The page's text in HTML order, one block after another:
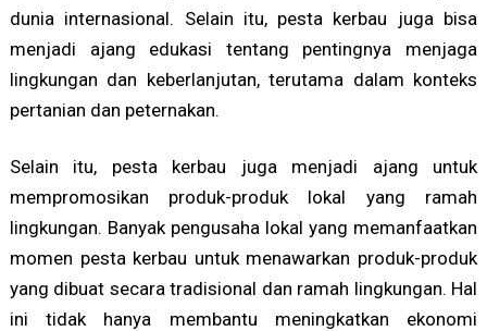
dunia internasional. Selain itu, pesta kerbau juga bisa
menjadi ajang edukasi tentang pentingnya menjaga
lingkungan dan keberlanjutan, terutama dalam konteks
pertanian dan peternakan.
Selain itu, pesta kerbau juga menjadi ajang untuk
mempromosikan produk-produk lokal yang ramah
lingkungan. Banyak pengusaha lokal yang memanfaatkan
momen pesta kerbau untuk menawarkan produk-produk
yang dibuat secara tradisional dan ramah lingkungan. Hal
ini tidak hanya membantu meningkatkan ekonomi